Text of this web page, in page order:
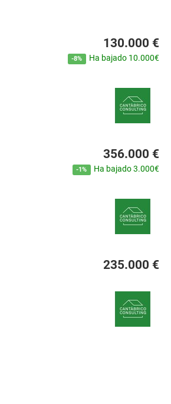
130.000 €
-8% Ha bajado 10.000€
356.000 €
-1% Ha bajado 3.000€
235.000 €